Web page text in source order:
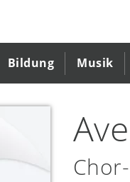
Bildung Musik